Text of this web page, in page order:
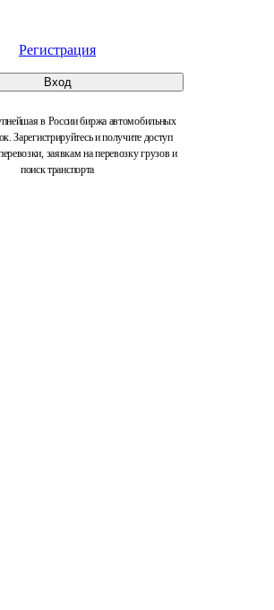
Регистрация
Вход
в России биржа автомобильных
Зарегистрируйтесь и получите доступ
заявкам на перевозку грузов и
поиск транспорта